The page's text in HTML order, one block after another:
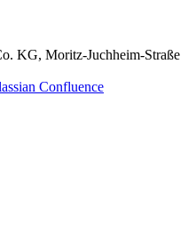
KG, Moritz-Juchheim-Straße
Confluence